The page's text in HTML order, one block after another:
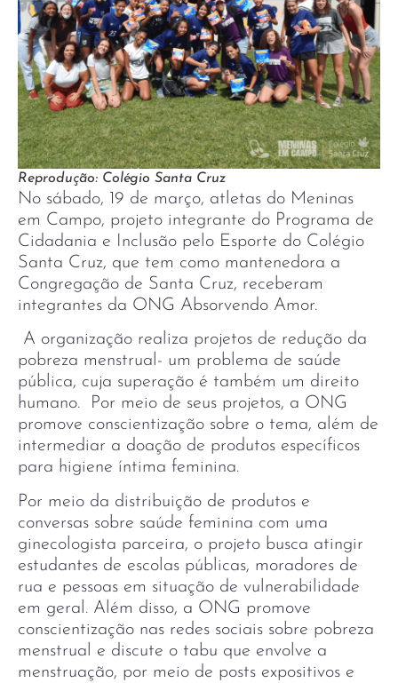
Reprodução: Colégio Santa Cruz
No sábado, 19 de março, atletas do Meninas
em Campo, projeto integrante do Programa de
Cidadania e Inclusão pelo Esporte do Colégio
Santa Cruz, que tem como mantenedora a
Congregação de Santa Cruz, receberam
integrantes da ONG Absorvendo Amor.
A organização realiza projetos de redução da
pobreza menstrual- um problema de saúde
pública, cuja superação é também um direito
humano. Por meio de seus projetos, a ONG
promove conscientização sobre o tema, além de
intermediar a doação de produtos específicos
para higiene íntima feminina.
Por meio da distribuição de produtos e
conversas sobre saúde feminina com uma
ginecologista parceira, o projeto busca atingir
estudantes de escolas públicas, moradores de
rua e pessoas em situação de vulnerabilidade
em geral. Além disso, a ONG promove
conscientização nas redes sociais sobre pobreza
menstrual e discute o tabu que envolve a
menstruação, por meio de posts expositivos e